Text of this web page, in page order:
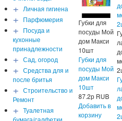
+ Личная гигиена
+ Парфюмерия
+ Посуда и
кухонные
принадлежности
+ Сад, огород
+ Средства для и
после бритья
+ Строительство и
Ремонт
+ Туалетная
бумага/салфетки
Губки для
посуды Мой
дом Макси
10шт
Губки для
посуды Мой
дом Макси
10шт
87.2р RUB
Добавить в
корзину